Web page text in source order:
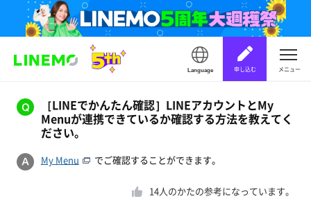
Language 申し込む メニュー
［LINEでかんたん確認］LINEアカウントとMy
Menuが連携できているか確認する方法を教えてく
ださい。
My Menu でご確認することができます。
14人のかたの参考になっています。